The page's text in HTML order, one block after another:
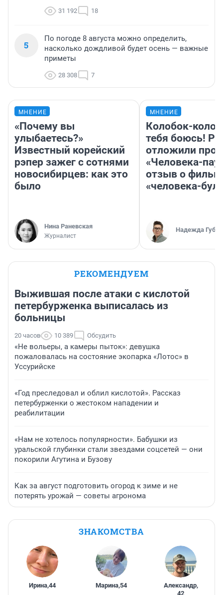
31 192 18
5
По погоде 8 августа можно определить,
насколько дождливой будет осень — важные
приметы
28 308 7
МНЕНИЕ
«Почему вы
улыбаетесь?»
Известный корейский
рэпер зажег с сотнями
новосибирцев: как это
было
Нина Раневская
Журналист
МНЕНИЕ
Колобок-
тебя боюсь!
отложили
«Человека-
отзыв о
«человека-
Надежда
РЕКОМЕНДУЕМ
Выжившая после атаки с кислотой
петербурженка выписалась из
больницы
20 часов 10 389 Обсудить
«Не вольеры, а камеры пыток»: девушка
пожаловалась на состояние экопарка «Лотос» в
Уссурийске
«Год преследовал и облил кислотой». Рассказ
петербурженки о жестоком нападении и
реабилитации
«Нам не хотелось популярности». Бабушки из
уральской глубинки стали звездами соцсетей — они
покорили Агутина и Бузову
Как за август подготовить огород к зиме и не
потерять урожай — советы агронома
ЗНАКОМСТВА
Ирина,44 Марина,54 Александр,
42